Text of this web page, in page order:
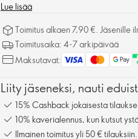
Lue lisää
Toimitus alkaen 7,90 €. Jäsenille
Toimitusaika: 4-7 arkipäivää
Maksutavat:
Liity jäseneksi, nauti
15% Cashback jokaisesta
10% kaverialennus, kun kutsut
Ilmainen toimitus yli 50 € tilauksiin.